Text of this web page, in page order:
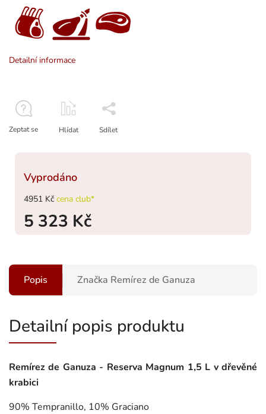
4951 Kč cena club*
5 323 Kč
Vyprodáno
Detailní informace
Zeptat se Hlídat Sdílet
Popis Značka Remírez de Ganuza
Detailní popis produktu
Remírez de Ganuza - Reserva Magnum 1,5 L v dřevěné
krabici
90% Tempranillo, 10% Graciano